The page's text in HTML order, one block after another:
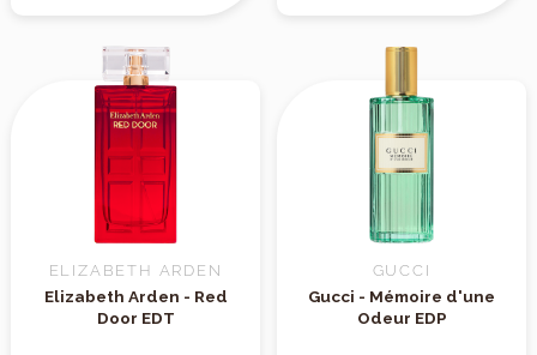
ELIZABETH ARDEN
Elizabeth Arden - Red
Door EDT
GUCCI
Gucci - Mémoire d'une
Odeur EDP